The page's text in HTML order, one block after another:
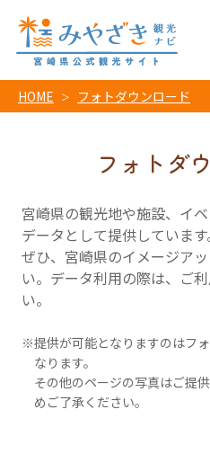
HOME フォトダウンロード
フォトダ
宮崎県の観光地や施設、イ
データとして提供しています
ぜひ、宮崎県のイメージア
い。データ利用の際は、ご
い。
提供が可能となりますのはフ
なります。
その他のページの写真はご提
めご了承ください。